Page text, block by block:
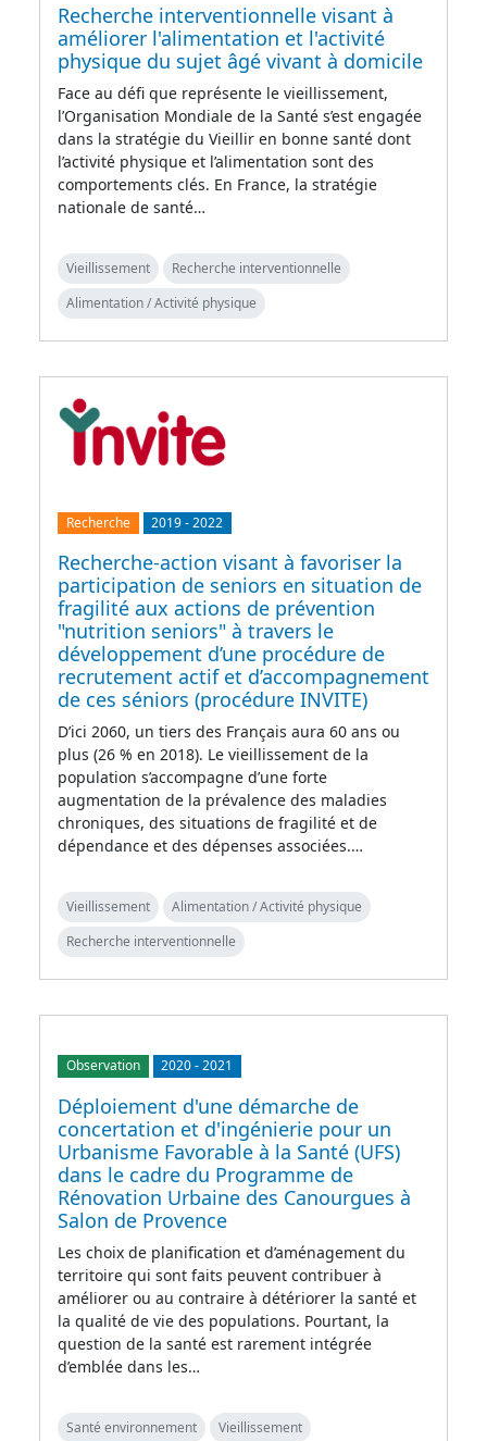
Recherche interventionnelle visant à
améliorer l'alimentation et l'activité
physique du sujet âgé vivant à domicile
Face au défi que représente le vieillissement,
l’Organisation Mondiale de la Santé s’est engagée
dans la stratégie du Vieillir en bonne santé dont
l’activité physique et l’alimentation sont des
comportements clés. En France, la stratégie
nationale de santé…
Vieillissement
Recherche interventionnelle
Alimentation / Activité physique
Recherche 2019-2022
Recherche-action visant à favoriser la
participation de seniors en situation de
fragilité aux actions de prévention
"nutrition seniors" à travers le
développement d’une procédure de
recrutement actif et d’accompagnement
de ces séniors (procédure INVITE)
D’ici 2060, un tiers des Français aura 60 ans ou
plus (26 % en 2018). Le vieillissement de la
population s’accompagne d’une forte
augmentation de la prévalence des maladies
chroniques, des situations de fragilité et de
dépendance et des dépenses associées.…
Vieillissement
Alimentation / Activité physique
Recherche interventionnelle
Observation 2020-2021
Déploiement d'une démarche de
concertation et d'ingénierie pour un
Urbanisme Favorable à la Santé (UFS)
dans le cadre du Programme de
Rénovation Urbaine des Canourgues à
Salon de Provence
Les choix de planification et d’aménagement du
territoire qui sont faits peuvent contribuer à
améliorer ou au contraire à détériorer la santé et
la qualité de vie des populations. Pourtant, la
question de la santé est rarement intégrée
d’emblée dans les…
Santé environnement
Vieillissement